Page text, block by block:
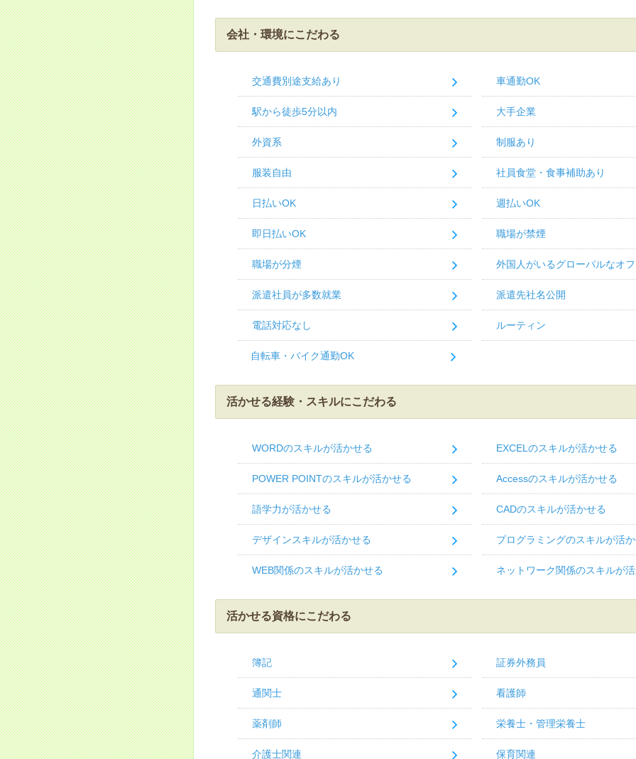
会社・環境にこだわる
交通費別途支給あり 車通勤OK
駅から徒歩5分以内 大手企業
外資系 制服あり
服装自由 社員食堂・食事補助あり
日払いOK 週払いOK
即日払いOK 職場が禁煙
職場が分煙 外国人がいるグローバルなオ
派遣社員が多数就業 派遣先社名公開
電話対応なし ルーティン
自転車・バイク通勤OK
活かせる経験・スキルにこだわる
WORDのスキルが活かせる EXCELのスキルが活かせる
POWER POINTのスキルが活かせる Accessのスキルが活かせる
語学力が活かせる CADのスキルが活かせる
デザインスキルが活かせる プログラミングのスキルが活
WEB関係のスキルが活かせる ネットワーク関係のスキルが
活かせる資格にこだわる
簿記 証券外務員
通関士 看護師
薬剤師 栄養士・管理栄養士
介護士関連 保育関連